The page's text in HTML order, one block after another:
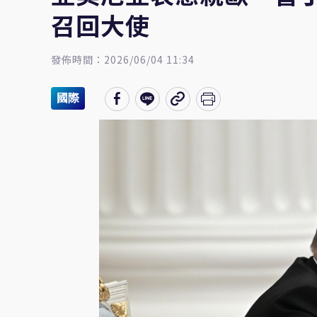
召回大使
發佈時間：2026/06/04 11:34
國際